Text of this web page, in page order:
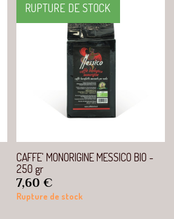
RUPTURE DE STOCK
Aperçu rapide
CAFFE' MONORIGINE MESSICO BIO -
250 gr
Prix
7,60 €
Rupture de stock